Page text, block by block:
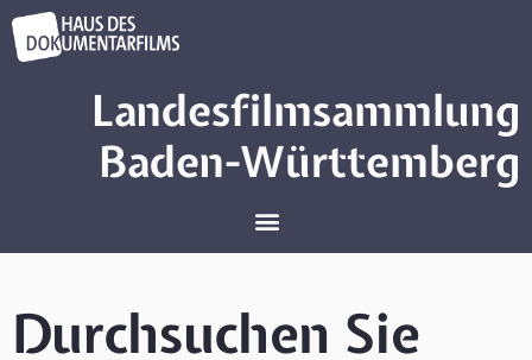
Landesfilmsammlung
Baden-Württemberg
Durchsuchen Sie